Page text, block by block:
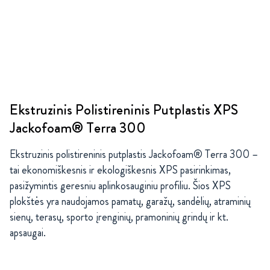
Ekstruzinis Polistireninis Putplastis XPS
Jackofoam® Terra 300
Ekstruzinis polistireninis putplastis Jackofoam® Terra 300 –
tai ekonomiškesnis ir ekologiškesnis XPS pasirinkimas,
pasižymintis geresniu aplinkosauginiu profiliu. Šios XPS
plokštės yra naudojamos pamatų, garažų, sandėlių, atraminių
sienų, terasų, sporto įrenginių, pramoninių grindų ir kt.
apsaugai.